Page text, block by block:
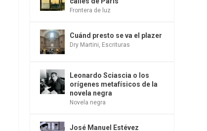
Frontera de luz
Cuánd presto se va el plazer
Dry Martini, Escrituras
Leonardo Sciascia o los
orígenes metafísicos de la
novela negra
Novela negra
José Manuel Estévez